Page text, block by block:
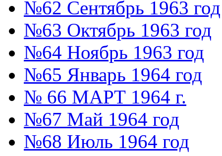
№62 Сентябрь 1963 год
№63 Октябрь 1963 год
№64 Ноябрь 1963 год
№65 Январь 1964 год
№ 66 МАРТ 1964 г.
№67 Май 1964 год
№68 Июль 1964 год